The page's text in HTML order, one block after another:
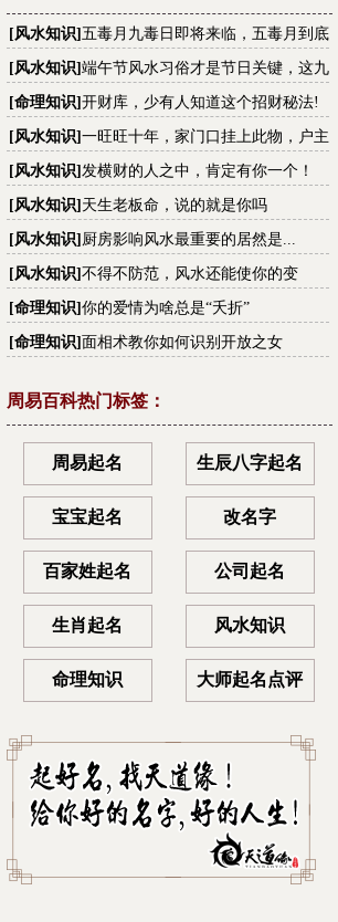
[风水知识] 五毒月九毒日即将来临，五毒月到底
有多毒？男女禁忌不可不知！
[风水知识] 端午节风水习俗才是节日关键，这九
大禁忌你不可不知!
[命理知识] 开财库，少有人知道这个招财秘法!
[风水知识] 一旺旺十年，家门口挂上此物，户主
越住越有钱
[风水知识] 发横财的人之中，肯定有你一个！
[风水知识] 天生老板命，说的就是你吗
[风水知识] 厨房影响风水最重要的居然是...
[风水知识] 不得不防范，风水还能使你的变
丑？！
[命理知识] 你的爱情为啥总是“夭折”
[命理知识] 面相术教你如何识别开放之女
周易百科热门标签：
周易起名 生辰八字起名
宝宝起名 改名字
百家姓起名 公司起名
生肖起名 风水知识
命理知识 大师起名点评